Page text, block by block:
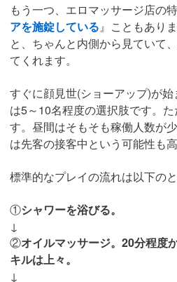
もう一つ、エロマッサージ店の
アを施錠している』こともあり
と、ちゃんと内側から見ていて
てくれます。
すぐに顔見世(ショーアップ)が
は5～10名程度の選択肢です。
す。昼間はそもそも稼働人数が
は先客の接客中という可能性も高
標準的なプレイの流れは以下のと
①シャワーを浴びる。
↓
②オイルマッサージ。20分程度
キルは上々。
↓